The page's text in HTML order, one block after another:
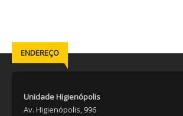
ENDEREÇO
Unidade Higienópolis
Av. Higienópolis, 996